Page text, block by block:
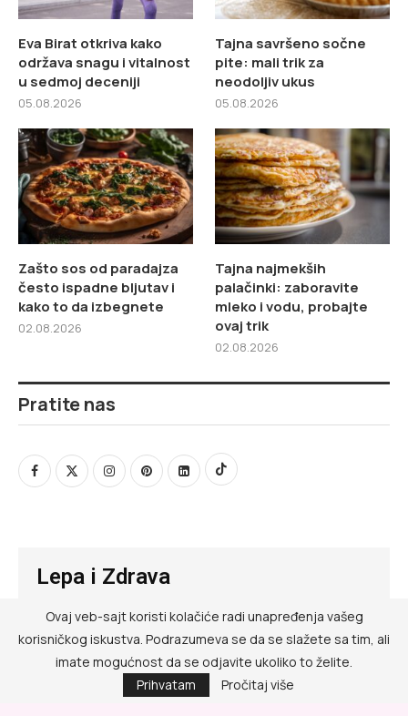
Eva Birat otkriva kako
održava snagu i vitalnost
u sedmoj deceniji
05.08.2026
Tajna savršeno sočne
pite: mali trik za
neodoljiv ukus
05.08.2026
Zašto sos od paradajza
često ispadne bljutav i
kako to da izbegnete
02.08.2026
Tajna najmekših
palačinki: zaboravite
mleko i vodu, probajte
ovaj trik
02.08.2026
Pratite nas
Lepa i Zdrava
@ RED MEDIA GROUP 2026
Kontakt
Ovaj veb-sajt koristi kolačiće radi unapređenja vašeg
korisničkog iskustva. Podrazumeva se da se slažete sa tim, ali
imate mogućnost da se odjavite ukoliko to želite.
Prihvatam
Pročitaj više